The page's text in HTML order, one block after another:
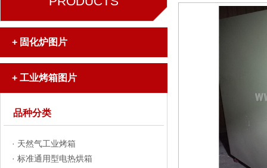
+ 固化炉图片
+ 工业烤箱图片
品种分类
· 天然气工业烤箱
· 标准通用型电热烘箱